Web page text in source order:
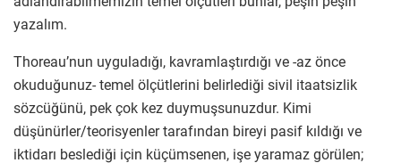
yazalım.
Thoreau’nun uyguladığı, kavramlaştırdığı ve -az önce
okuduğunuz- temel ölçütlerini belirlediği sivil itaatsizlik
sözcüğünü, pek çok kez duymuşsunuzdur. Kimi
düşünürler/teorisyenler tarafından bireyi pasif kıldığı ve
iktidarı beslediği için küçümsenen, işe yaramaz görülen;